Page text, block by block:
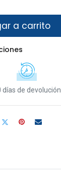
a carrito
días de devolución